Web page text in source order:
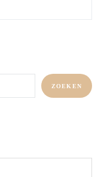
ZOEKEN